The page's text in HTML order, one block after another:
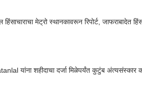
मेट्रो स्थानकावरून रिपोर्ट, जाफराबादेत
यांना शहीदाचा दर्जा मिळेपर्यंत कुटुंब अंत्यसंस्कार